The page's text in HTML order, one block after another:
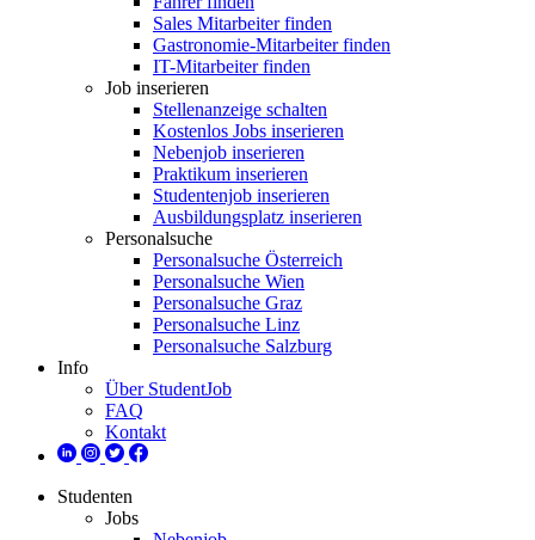
Sales Mitarbeiter finden
Gastronomie-Mitarbeiter finden
IT-Mitarbeiter finden
Job inserieren
Stellenanzeige schalten
Kostenlos Jobs inserieren
Nebenjob inserieren
Praktikum inserieren
Studentenjob inserieren
Ausbildungsplatz inserieren
Personalsuche
Personalsuche Österreich
Personalsuche Wien
Personalsuche Graz
Personalsuche Linz
Personalsuche Salzburg
Info
Über StudentJob
FAQ
Kontakt
Studenten
Jobs